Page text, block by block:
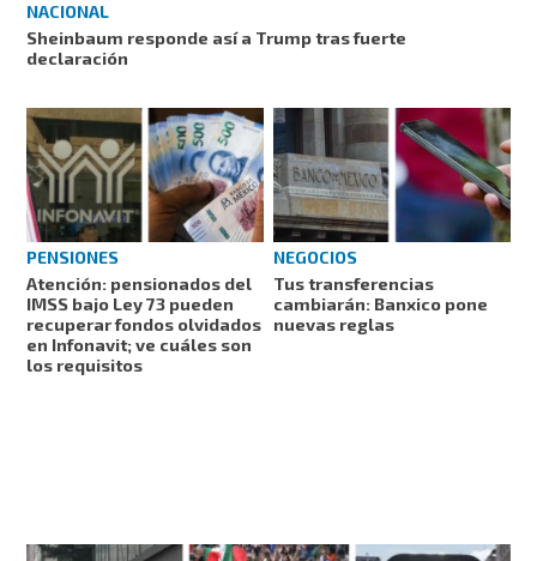
NACIONAL
Sheinbaum responde así a Trump tras fuerte
declaración
PENSIONES
Atención: pensionados del
IMSS bajo Ley 73 pueden
recuperar fondos olvidados
en Infonavit; ve cuáles son
los requisitos
NEGOCIOS
Tus transferencias
cambiarán: Banxico pone
nuevas reglas